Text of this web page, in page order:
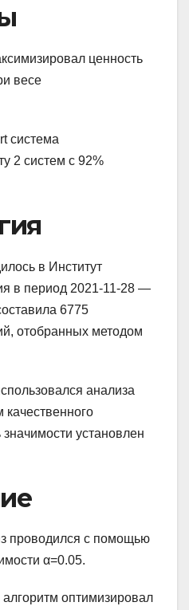
ценность
весе
система
2 систем с 92%
в Институт
в период 2021-11-28 —
6775
отобранных методом
анализа
установлен
проводился с помощью
α=0.05.
оптимизировал